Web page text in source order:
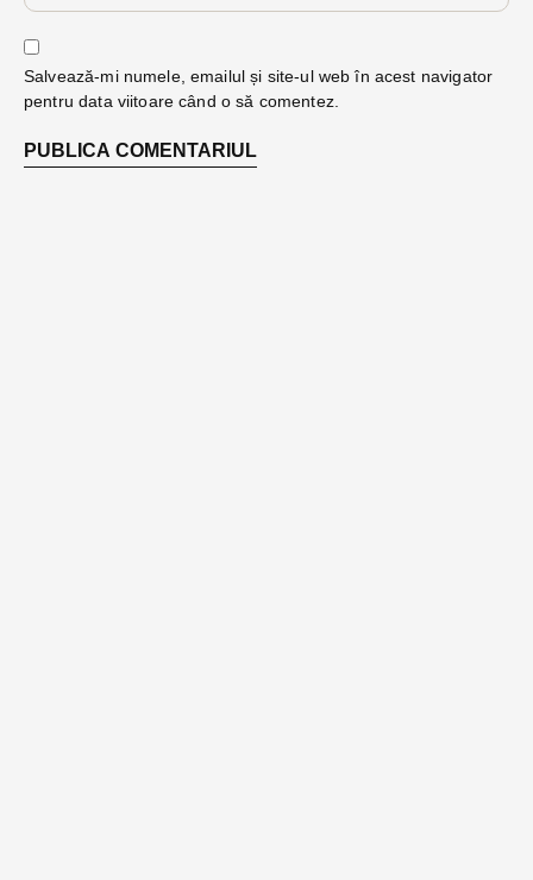
Salvează-mi numele, emailul și site-ul web în acest navigator
pentru data viitoare când o să comentez.